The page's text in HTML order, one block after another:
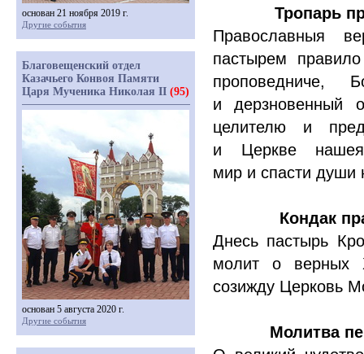
Тропарь
Православныя
пастырем
проповедниче,
и дерзновенный
целителю и
и Церкве нашея
мир и спасти души
Кондак
Днесь пастырь
молит о верных
созижду Церковь
Молитва
основан 21 ноября 2019 г.
Другие события
Благовещенский отдел
Казачьего Конвоя Памяти
Царя Мученика Николая II (95)
основан 5 августа 2020 г.
Другие события